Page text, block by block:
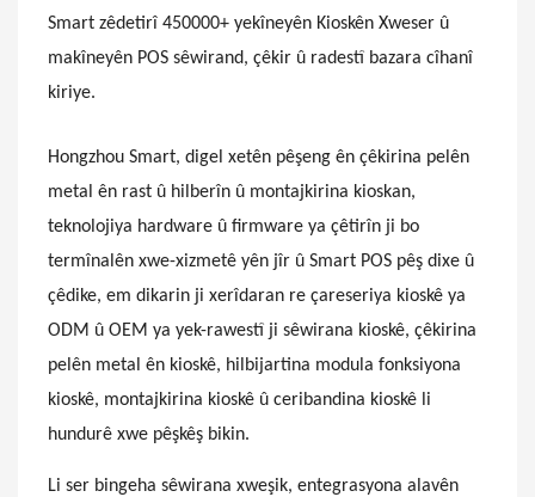
Smart zêdetirî 450000+ yekîneyên Kioskên Xweser û
makîneyên POS sêwirand, çêkir û radestî bazara cîhanî
kiriye.
Hongzhou Smart, digel xetên pêşeng ên çêkirina pelên
metal ên rast û hilberîn û montajkirina kioskan,
teknolojiya hardware û firmware ya çêtirîn ji bo
termînalên xwe-xizmetê yên jîr û Smart POS pêş dixe û
çêdike, em dikarin ji xerîdaran re çareseriya kioskê ya
ODM û OEM ya yek-rawestî ji sêwirana kioskê, çêkirina
pelên metal ên kioskê, hilbijartina modula fonksiyona
kioskê, montajkirina kioskê û ceribandina kioskê li
hundurê xwe pêşkêş bikin.
Li ser bingeha sêwirana xweşik, entegrasyona alavên